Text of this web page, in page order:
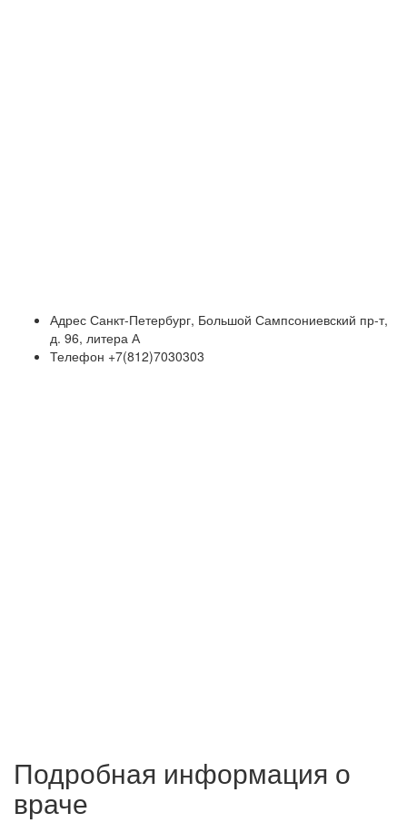
Адрес Санкт-Петербург, Большой Сампсониевский пр-т,
д. 96, литера А
Телефон +7(812)7030303
Подробная информация о
враче